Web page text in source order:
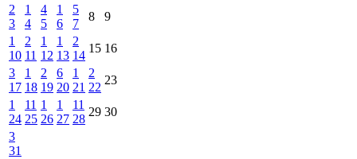
2
3
1
4
4
5
1
6
5
7
8
9
1
10
2
11
1
12
1
13
2
14
15 16
3
17
1
18
2
19
6
20
1
21
2
22
23
1
24
11
25
1
26
1
27
11
28
29 30
3
31